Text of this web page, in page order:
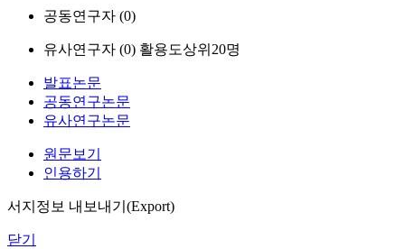
공동연구자 (0)
유사연구자 (0) 활용도상위20명
발표논문
공동연구논문
유사연구논문
원문보기
인용하기
서지정보 내보내기(Export)
닫기